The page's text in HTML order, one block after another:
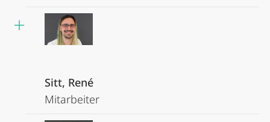
Sitt, René
Mitarbeiter